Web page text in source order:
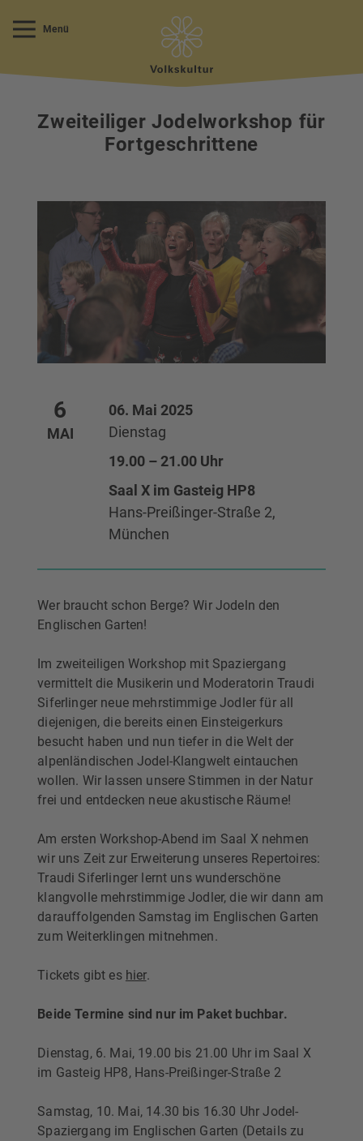
Menü
Zweiteiliger Jodelworkshop für
Fortgeschrittene
6
MAI
06. Mai 2025
Dienstag
19.00 – 21.00 Uhr
Saal X im Gasteig HP8
Hans-Preißinger-Straße 2,
München
Wer braucht schon Berge? Wir Jodeln den
Englischen Garten!
Im zweiteiligen Workshop mit Spaziergang
vermittelt die Musikerin und Moderatorin Traudi
Siferlinger neue mehrstimmige Jodler für all
diejenigen, die bereits einen Einsteigerkurs
besucht haben und nun tiefer in die Welt der
alpenländischen Jodel-Klangwelt eintauchen
wollen. Wir lassen unsere Stimmen in der Natur
frei und entdecken neue akustische Räume!
Am ersten Workshop-Abend im Saal X nehmen
wir uns Zeit zur Erweiterung unseres Repertoires:
Traudi Siferlinger lernt uns wunderschöne
klangvolle mehrstimmige Jodler, die wir dann am
darauffolgenden Samstag im Englischen Garten
zum Weiterklingen mitnehmen.
Tickets gibt es hier.
Beide Termine sind nur im Paket buchbar.
Dienstag, 6. Mai, 19.00 bis 21.00 Uhr im Saal X
im Gasteig HP8, Hans-Preißinger-Straße 2
Samstag, 10. Mai, 14.30 bis 16.30 Uhr Jodel-
Spaziergang im Englischen Garten (Details zu